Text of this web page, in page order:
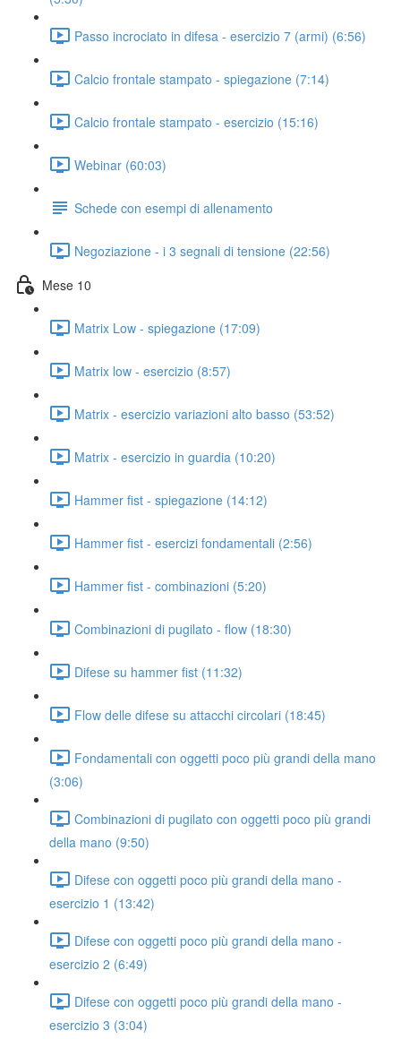
Passo incrociato in difesa - esercizio 7 (armi) (6:56)
Calcio frontale stampato - spiegazione (7:14)
Calcio frontale stampato - esercizio (15:16)
Webinar (60:03)
Schede con esempi di allenamento
Negoziazione - i 3 segnali di tensione (22:56)
Mese 10
Matrix Low - spiegazione (17:09)
Matrix low - esercizio (8:57)
Matrix - esercizio variazioni alto basso (53:52)
Matrix - esercizio in guardia (10:20)
Hammer fist - spiegazione (14:12)
Hammer fist - esercizi fondamentali (2:56)
Hammer fist - combinazioni (5:20)
Combinazioni di pugilato - flow (18:30)
Difese su hammer fist (11:32)
Flow delle difese su attacchi circolari (18:45)
Fondamentali con oggetti poco più grandi della mano
(3:06)
Combinazioni di pugilato con oggetti poco più grandi
della mano (9:50)
Difese con oggetti poco più grandi della mano -
esercizio 1 (13:42)
Difese con oggetti poco più grandi della mano -
esercizio 2 (6:49)
Difese con oggetti poco più grandi della mano -
esercizio 3 (3:04)